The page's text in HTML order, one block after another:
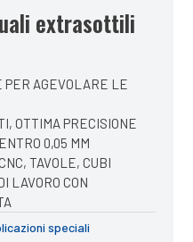
extrasottili
PER AGEVOLARE LE
OTTIMA PRECISIONE
0,05 MM
TAVOLE, CUBI
LAVORO CON
speciali